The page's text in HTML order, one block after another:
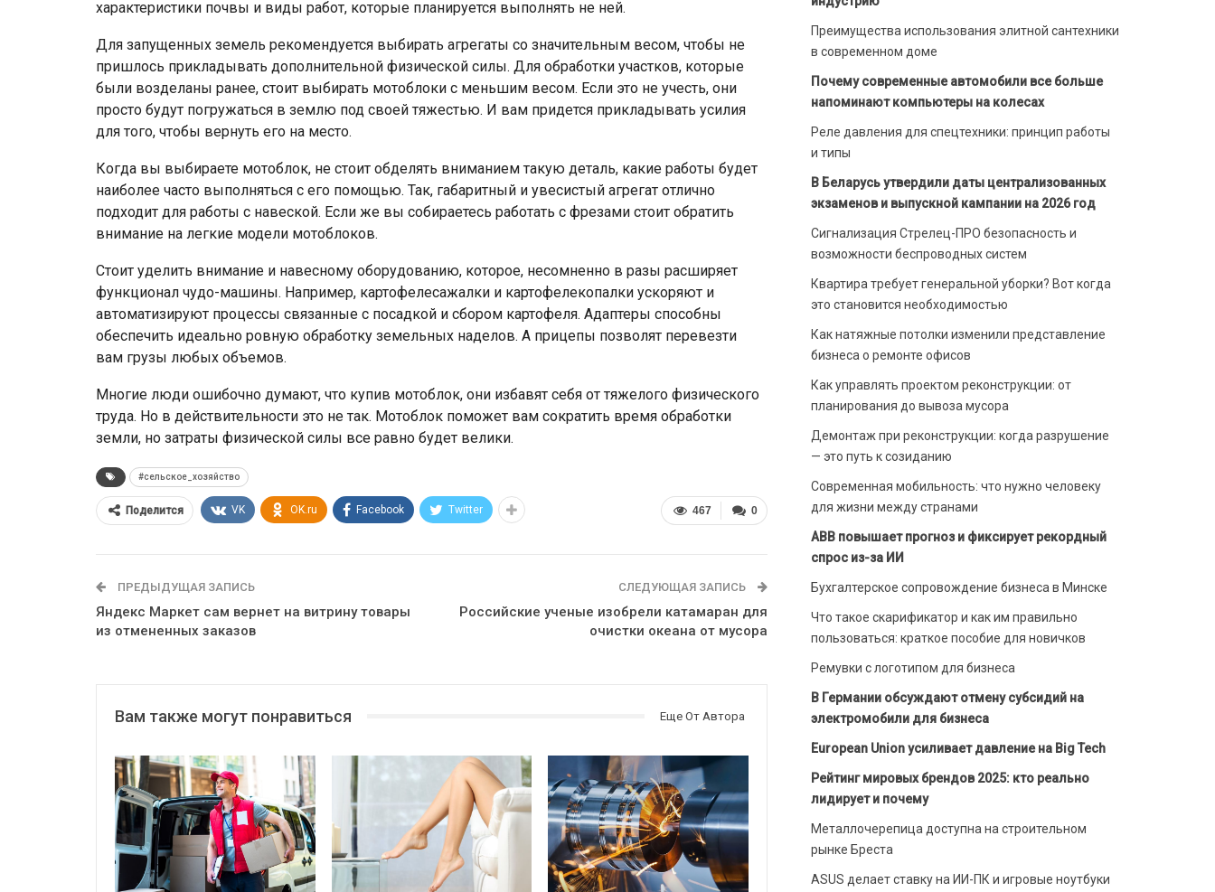
характеристики почвы и виды работ, которые планируется выполнять не ней.
Для запущенных земель рекомендуется выбирать агрегаты со значительным весом, чтобы не
пришлось прикладывать дополнительной физической силы. Для обработки участков, которые
были возделаны ранее, стоит выбирать мотоблоки с меньшим весом. Если это не учесть, они
просто будут погружаться в землю под своей тяжестью. И вам придется прикладывать усилия
для того, чтобы вернуть его на место.
Когда вы выбираете мотоблок, не стоит обделять вниманием такую деталь, какие работы будет
наиболее часто выполняться с его помощью. Так, габаритный и увесистый агрегат отлично
подходит для работы с навеской. Если же вы собираетесь работать с фрезами стоит обратить
внимание на легкие модели мотоблоков.
Стоит уделить внимание и навесному оборудованию, которое, несомненно в разы расширяет
функционал чудо-машины. Например, картофелесажалки и картофелекопалки ускоряют и
автоматизируют процессы связанные с посадкой и сбором картофеля. Адаптеры способны
обеспечить идеально ровную обработку земельных наделов. А прицепы позволят перевезти
вам грузы любых объемов.
Многие люди ошибочно думают, что купив мотоблок, они избавят себя от тяжелого физического
труда. Но в действительности это не так. Мотоблок поможет вам сократить время обработки
земли, но затраты физической силы все равно будет велики.
#сельское_хозяйство
0
467
Поделится VK OK.ru Facebook Twitter
ПРЕДЫДУЩАЯ ЗАПИСЬ
Яндекс Маркет сам вернет на витрину товары
из отмененных заказов
СЛЕДУЮЩАЯ ЗАПИСЬ
Российские ученые изобрели катамаран для
очистки океана от мусора
Вам также могут понравиться Еще От Автора
Преимущества использования элитной сантехники
в современном доме
Почему современные автомобили все больше
напоминают компьютеры на колесах
Реле давления для спецтехники: принцип работы
и типы
В Беларусь утвердили даты централизованных
экзаменов и выпускной кампании на 2026 год
Сигнализация Стрелец-ПРО безопасность и
возможности беспроводных систем
Квартира требует генеральной уборки? Вот когда
это становится необходимостью
Как натяжные потолки изменили представление
бизнеса о ремонте офисов
Как управлять проектом реконструкции: от
планирования до вывоза мусора
Демонтаж при реконструкции: когда разрушение
— это путь к созиданию
Современная мобильность: что нужно человеку
для жизни между странами
ABB повышает прогноз и фиксирует рекордный
спрос из-за ИИ
Бухгалтерское сопровождение бизнеса в Минске
Что такое скарификатор и как им правильно
пользоваться: краткое пособие для новичков
Ремувки с логотипом для бизнеса
В Германии обсуждают отмену субсидий на
электромобили для бизнеса
European Union усиливает давление на Big Tech
Рейтинг мировых брендов 2025: кто реально
лидирует и почему
Металлочерепица доступна на строительном
рынке Бреста
ASUS делает ставку на ИИ-ПК и игровые ноутбуки